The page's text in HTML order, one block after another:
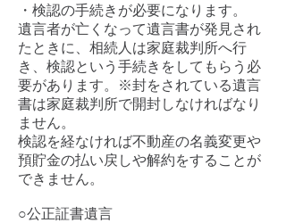
・検認の手続きが必要になります。
遺言者が亡くなって遺言書が発見され
たときに、相続人は家庭裁判所へ行
き、検認と いう手続きをしてもらう必
要があります。※封をされている遺言
書は家庭裁判所で開封しなければなり
ません。
検認を経なければ不動産の名義変更や
預貯金の払い戻 しや解約をすることが
でき ません。
○公正証書遺言